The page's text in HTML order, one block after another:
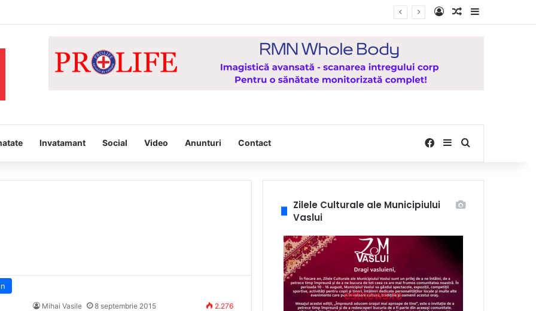
– proiect derulat de Asociația Tinerilor Ortodocși Vaslui Log InRandom Article
Invatamant Social Video Anunturi Contact Facebook
SidebarSearch for
Mihai Vasile 8 septembrie 2015 2.276
Zilele Culturale ale Municipiului
Vaslui